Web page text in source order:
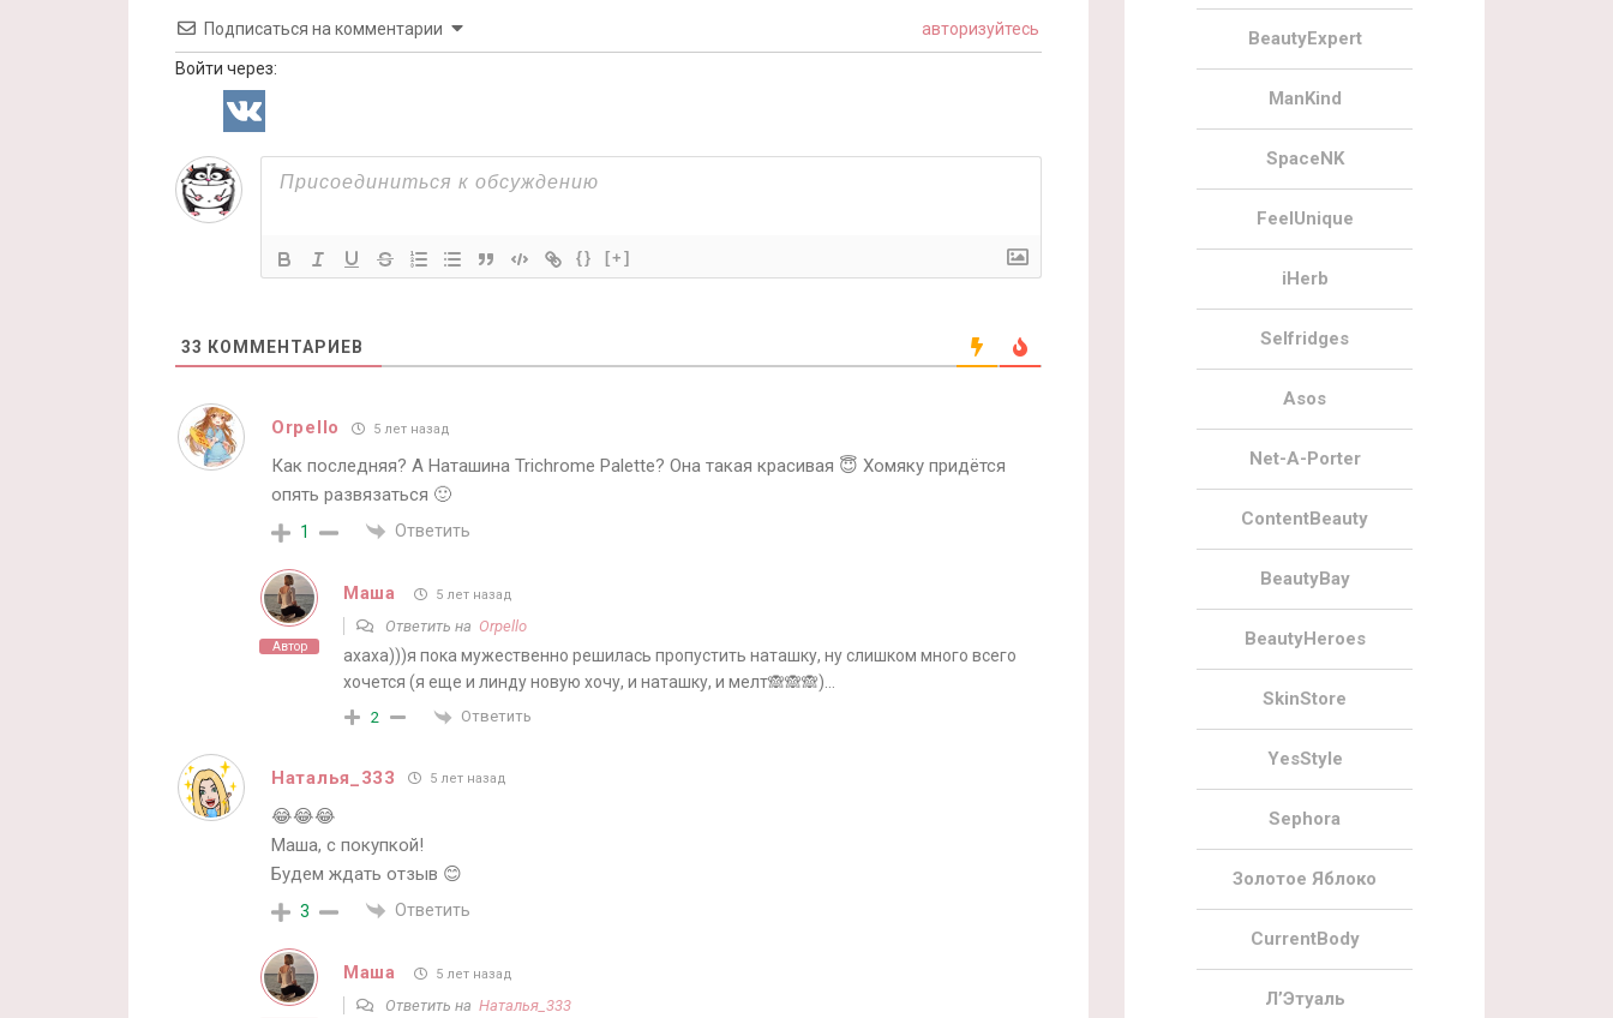
Подписаться на комментарии авторизуйтесь
Войти через:
{} [+]
33 КОММЕНТАРИЕВ
Orpello 5 лет назад
Как последняя? А Наташина Trichrome Palette? Она такая красивая 😇 Хомяку придётся
опять развязаться 🙂
1 Ответить
Автор
Маша 5 лет назад
Ответить на Orpello
ахаха)))я пока мужественно решилась пропустить наташку, ну слишком много всего
хочется (я еще и линду новую хочу, и наташку, и мелт🙈🙈🙈)…
2 Ответить
Наталья_333 5 лет назад
😂😂😂
Маша, с покупкой!
Будем ждать отзыв 😊
3 Ответить
Маша 5 лет назад
Ответить на Наталья_333
BeautyExpert
ManKind
SpaceNK
FeelUnique
iHerb
Selfridges
Asos
Net-A-Porter
ContentBeauty
BeautyBay
BeautyHeroes
SkinStore
YesStyle
Sephora
Золотое Яблоко
CurrentBody
Л’Этуаль